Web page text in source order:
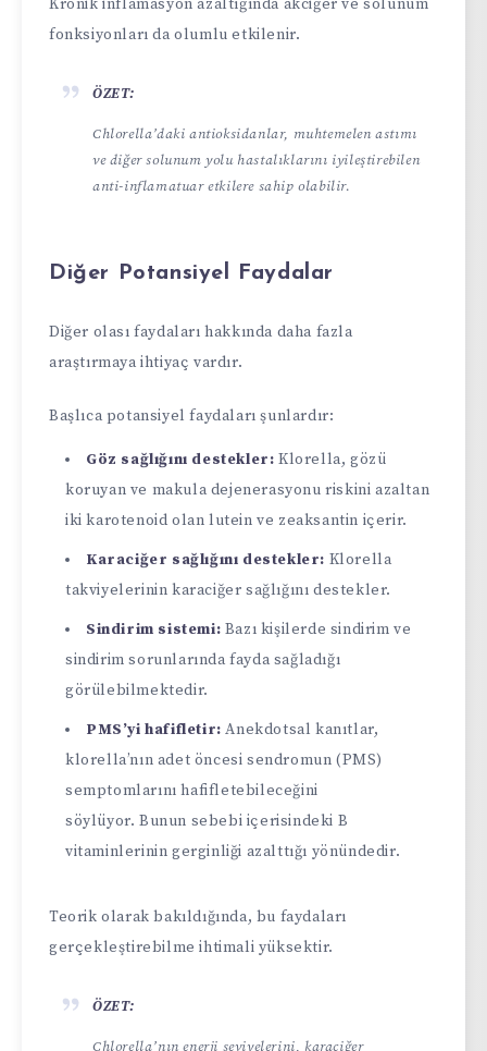
Kronik inflamasyon azaltığında akciğer ve solunum
fonksiyonları da olumlu etkilenir.
ÖZET:
Chlorella’daki antioksidanlar, muhtemelen astımı
ve diğer solunum yolu hastalıklarını iyileştirebilen
anti-inflamatuar etkilere sahip olabilir.
Diğer Potansiyel Faydalar
Diğer olası faydaları hakkında daha fazla
araştırmaya ihtiyaç vardır.
Başlıca potansiyel faydaları şunlardır:
Göz sağlığını destekler: Klorella, gözü
koruyan ve makula dejenerasyonu riskini azaltan
iki karotenoid olan lutein ve zeaksantin içerir.
Karaciğer sağlığını destekler: Klorella
takviyelerinin karaciğer sağlığını destekler.
Sindirim sistemi: Bazı kişilerde sindirim ve
sindirim sorunlarında fayda sağladığı
görülebilmektedir.
PMS’yi hafifletir: Anekdotsal kanıtlar,
klorella’nın adet öncesi sendromun (PMS)
semptomlarını hafifletebileceğini
söylüyor. Bunun sebebi içerisindeki B
vitaminlerinin gerginliği azalttığı yönündedir.
Teorik olarak bakıldığında, bu faydaları
gerçekleştirebilme ihtimali yüksektir.
ÖZET:
Chlorella’nın enerji seviyelerini, karaciğer